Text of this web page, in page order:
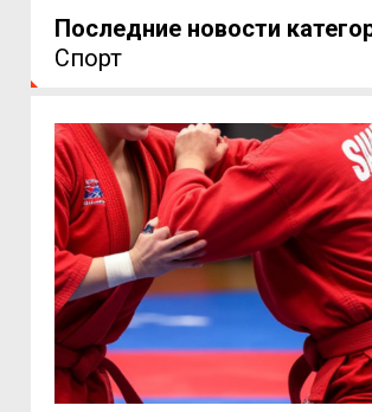
Последние новости
Спорт